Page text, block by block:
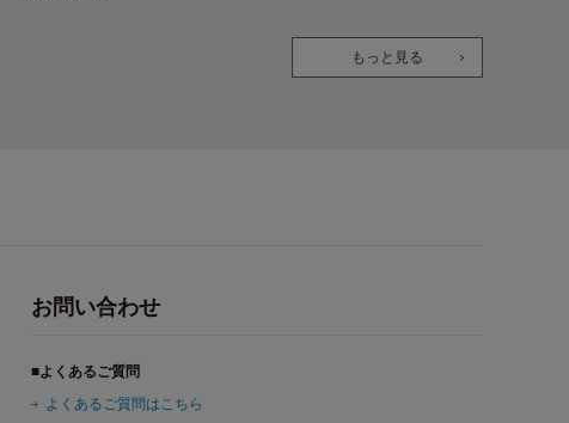
もっと見る
お問い合わせ
■よくあるご質問
よくあるご質問はこちら